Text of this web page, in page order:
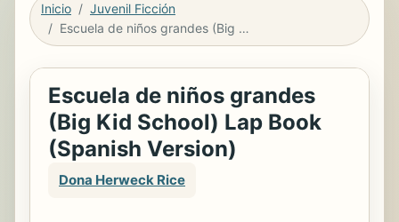
Inicio
Juvenil Ficción
Escuela de niños grandes (Big Kid School) Lap Book (Spanish Version)
Escuela de niños grandes
(Big Kid School) Lap Book
(Spanish Version)
Dona Herweck Rice